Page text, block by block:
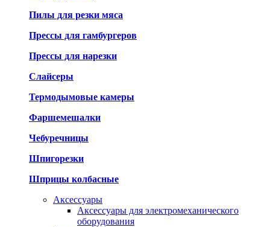
Пилы для резки мяса
Прессы для гамбургеров
Прессы для нарезки
Слайсеры
Термодымовые камеры
Фаршемешалки
Чебуречницы
Шпигорезки
Шприцы колбасные
Аксессуары
Аксессуары для электромеханического
оборудования